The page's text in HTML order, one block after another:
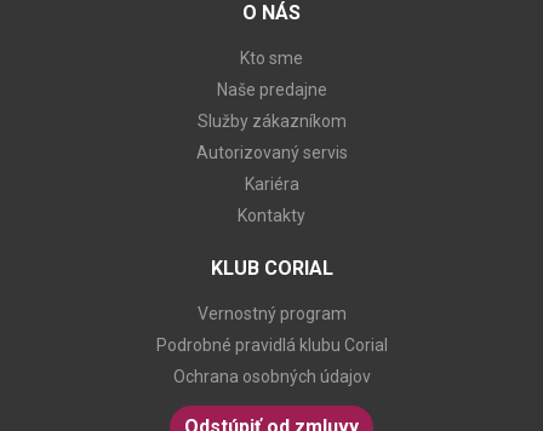
O NÁS
Kto sme
Naše predajne
Služby zákazníkom
Autorizovaný servis
Kariéra
Kontakty
KLUB CORIAL
Vernostný program
Podrobné pravidlá klubu Corial
Ochrana osobných údajov